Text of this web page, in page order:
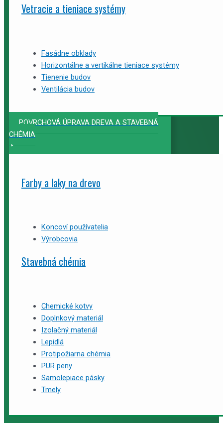
Vetracie a tieniace systémy
Fasádne obklady
Horizontálne a vertikálne tieniace systémy
Tienenie budov
Ventilácia budov
POVRCHOVÁ ÚPRAVA DREVA A STAVEBNÁ
CHÉMIA
Farby a laky na drevo
Koncoví používatelia
Výrobcovia
Stavebná chémia
Chemické kotvy
Doplnkový materiál
Izolačný materiál
Lepidlá
Protipožiarna chémia
PUR peny
Samolepiace pásky
Tmely